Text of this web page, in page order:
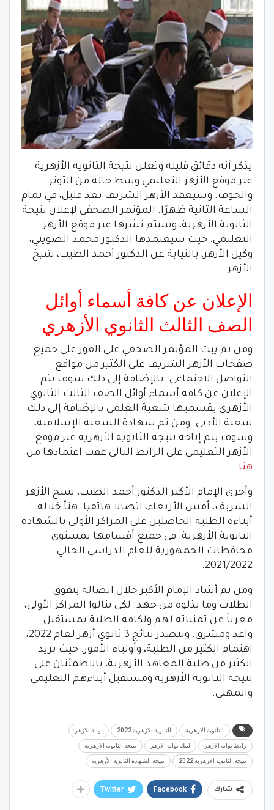
يذكر أنه دقائق قليلة وتعلن نتيجة الثانوية الأزهرية
عبر موقع الأزهر التعليمي وسط حالة من التوتر
والخوف. وسيعقد الأزهر الشريف بعد قليل، في تمام
الساعة الثانية ظهرًا. المؤتمر الصحفي لإعلان نتيجة
الثانوية الأزهرية، وسيتم نشرها عبر موقع الأزهر
التعليمي. حيث سيعتمدها الدكتور محمد الضويني،
وكيل الأزهر، بالنيابة عن الدكتور أحمد الطيب، شيخ
الأزهر.
الإعلان عن كافة أسماء أوائل
الصف الثالث الثانوي الأزهري
ومن ثم يبث المؤتمر الصحفي على الفور على جميع
صفحات الأزهر الشريف على الكثير من مواقع
التواصل الاجتماعي. بالإضافة إلى ذلك سوف يتم
الإعلان عن كافة أسماء أوائل الصف الثالث الثانوي
الأزهري بقسميها شعبة العلمي بالإضافة إلى ذلك
شعبة الأدبي. ومن ثم شهادة الشعبة الإسلامية،
وسوف يتم إتاحة نتيجة الثانوية الأزهرية عبر موقع
الأزهر التعليمي على الرابط التالي عقب اعتمادها من
هنا.
وأجرى الإمام الأكبر الدكتور أحمد الطيب، شيخ الأزهر
الشريف، أمس الأربعاء، اتصالا هاتفيا. هنأ خلاله
أبناءه الطلبة الحاصلين على المراكز الأولى بالشهادة
الثانوية الأزهرية. في جميع أقسامها بمستوى
محافظات الجمهورية للعام الدراسي الحالي
2021/2022.
ومن ثم أشاد الإمام الأكبر خلال اتصاله بتفوق
الطلاب وما بذلوه من جهد. لكي ينالوا المراكز الأولى،
معرباً عن تمنياته لهم ولكافة الطلبة بمستقبل
واعد ومشرق. وتتصدر نتائج 3 ثانوي أزهر لعام 2022،
اهتمام الكثير من الطلبة، وأولياء الأمور. حيث يريد
الكثير من طلبة المعاهد الأزهرية، بالاطمئنان على
نتيجة الثانوية الأزهرية ومستقبل أبناءهم التعليمي
والمهني.
الثانوية الازهرية الثانوية الازهرية 2022 بوابة الازهر
رابط بوابة الازهر لينك بوابة الازهر نتيجة الثانوية الازهرية
نتيجة الثانوية الازهرية 2022 نتيجة الشهادة الثانوية الأزهرية
شارك Facebook
Twitter